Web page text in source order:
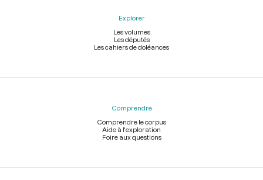
Explorer
Les volumes
Les députés
Les cahiers de doléances
Comprendre
Comprendre le corpus
Aide à l'exploration
Foire aux questions